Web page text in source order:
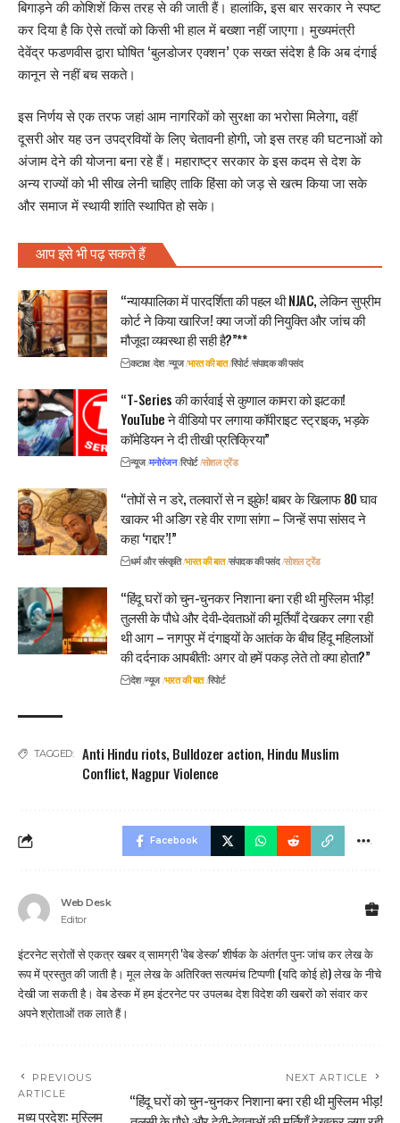
बिगाड़ने की कोशिशें किस तरह से की जाती हैं। हालांकि, इस बार सरकार ने स्पष्ट
कर दिया है कि ऐसे तत्वों को किसी भी हाल में बख्शा नहीं जाएगा। मुख्यमंत्री
देवेंद्र फडणवीस द्वारा घोषित ‘बुलडोजर एक्शन’ एक सख्त संदेश है कि अब दंगाई
कानून से नहीं बच सकते।
इस निर्णय से एक तरफ जहां आम नागरिकों को सुरक्षा का भरोसा मिलेगा, वहीं
दूसरी ओर यह उन उपद्रवियों के लिए चेतावनी होगी, जो इस तरह की घटनाओं को
अंजाम देने की योजना बना रहे हैं। महाराष्ट्र सरकार के इस कदम से देश के
अन्य राज्यों को भी सीख लेनी चाहिए ताकि हिंसा को जड़ से खत्म किया जा सके
और समाज में स्थायी शांति स्थापित हो सके।
आप इसे भी पढ़ सकते हैं
“न्यायपालिका में पारदर्शिता की पहल थी NJAC, लेकिन सुप्रीम
कोर्ट ने किया खारिज! क्या जजों की नियुक्ति और जांच की
मौजूदा व्यवस्था ही सही है?”**
कटाक्ष देश न्यूज भारत की बात रिपोर्ट संपादक की पसंद
“T-Series की कार्रवाई से कुणाल कामरा को झटका!
YouTube ने वीडियो पर लगाया कॉपीराइट स्ट्राइक, भड़के
कॉमेडियन ने दी तीखी प्रतिक्रिया”
न्यूज मनोरंजन रिपोर्ट सोशल ट्रेंड
“तोपों से न डरे, तलवारों से न झुके! बाबर के खिलाफ 80 घाव
खाकर भी अडिग रहे वीर राणा सांगा – जिन्हें सपा सांसद ने
कहा ‘गद्दार’!”
धर्म और संस्कृति भारत की बात संपादक की पसंद सोशल ट्रेंड
“हिंदू घरों को चुन-चुनकर निशाना बना रही थी मुस्लिम भीड़!
तुलसी के पौधे और देवी-देवताओं की मूर्तियाँ देखकर लगा रही
थी आग – नागपुर में दंगाइयों के आतंक के बीच हिंदू महिलाओं
की दर्दनाक आपबीती: अगर वो हमें पकड़ लेते तो क्या होता?”
देश न्यूज भारत की बात रिपोर्ट
TAGGED: Anti Hindu riots, Bulldozer action, Hindu Muslim
Conflict, Nagpur Violence
Facebook
Web Desk
Editor
इंटरनेट स्रोतों से एकत्र खबर व् सामग्री 'वेब डेस्क' शीर्षक के अंतर्गत पुन: जांच कर लेख के
रूप में प्रस्तुत की जाती है। मूल लेख के अतिरिक्त सत्यमंच टिप्पणी (यदि कोई हो) लेख के नीचे
देखी जा सकती है। वेब डेस्क में हम इंटरनेट पर उपलब्ध देश विदेश की खबरों को संवार कर
अपने श्रोताओं तक लाते हैं।
PREVIOUS
ARTICLE
मध्य प्रदेश: मुस्लिम
NEXT ARTICLE
“हिंदू घरों को चुन-चुनकर निशाना बना रही थी मुस्लिम भीड़!